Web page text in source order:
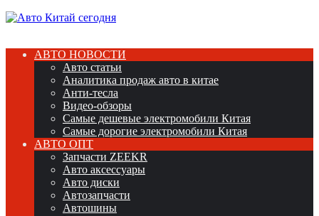
АВТО НОВОСТИ
Авто статьи
Аналитика продаж авто в китае
Анти-тесла
Видео-обзоры
Самые дешевые электромобили Китая
Самые дорогие электромобили Китая
АВТО ОПТ
Запчасти ZEEKR
Авто аксессуары
Авто диски
Автозапчасти
Автошины